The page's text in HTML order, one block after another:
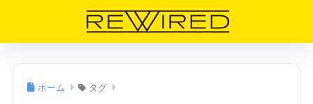
ホーム タグ